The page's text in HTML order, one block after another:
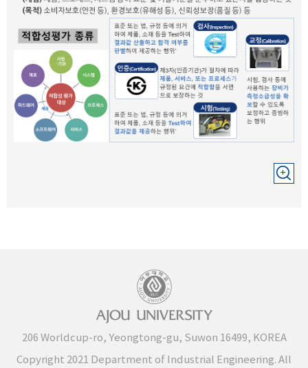
206 Worldcup-ro, Yeongtong-gu, Suwon 16499, KOREA
Copyright 2021 Department of Industrial Engineering. All